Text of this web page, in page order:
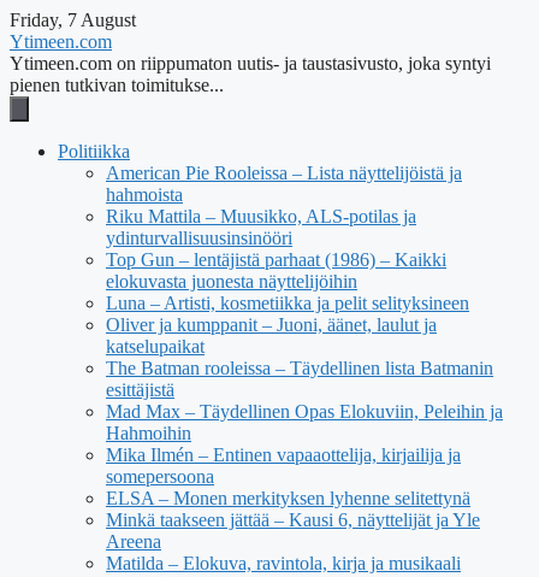
Friday, 7 August
Ytimeen.com
Ytimeen.com on riippumaton uutis- ja taustasivusto, joka syntyi
pienen tutkivan toimitukse...
Politiikka
American Pie Rooleissa – Lista näyttelijöistä ja
hahmoista
Riku Mattila – Muusikko, ALS-potilas ja
ydinturvallisuusinsinööri
Top Gun – lentäjistä parhaat (1986) – Kaikki
elokuvasta juonesta näyttelijöihin
Luna – Artisti, kosmetiikka ja pelit selityksineen
Oliver ja kumppanit – Juoni, äänet, laulut ja
katselupaikat
The Batman rooleissa – Täydellinen lista Batmanin
esittäjistä
Mad Max – Täydellinen Opas Elokuviin, Peleihin ja
Hahmoihin
Mika Ilmén – Entinen vapaaottelija, kirjailija ja
somepersoona
ELSA – Monen merkityksen lyhenne selitettynä
Minkä taakseen jättää – Kausi 6, näyttelijät ja Yle
Areena
Matilda – Elokuva, ravintola, kirja ja musikaali